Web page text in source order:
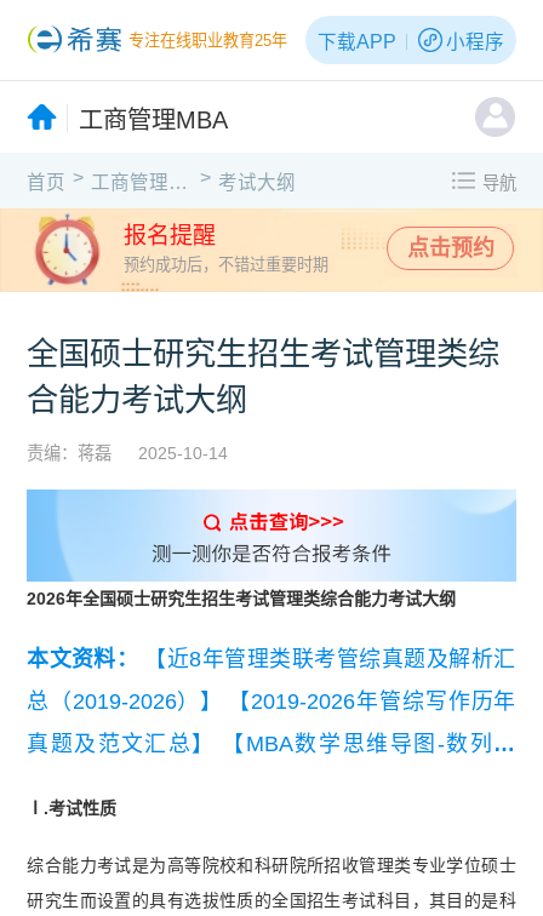
专注在线职业教育25年 下载APP 小程序
工商管理MBA
首页 > 工商管理MBA > 考试大纲 导航
报名提醒
预约成功后，不错过重要时期
点击预约
全国硕士研究生招生考试管理类综
合能力考试大纲
责编：蒋磊 2025-10-14
2026年全国硕士研究生招生考试管理类综合能力考试大纲
本文资料：
【近8年管理类联考管综真题及解析汇
总（2019-2026）】
【2019-2026年管综写作历年
真题及范文汇总】
【MBA数学思维导图-数列】
Ⅰ.考试性质
综合能力考试是为高等院校和科研院所招收管理类专业学位硕士
研究生而设置的具有选拔性质的全国招生考试科目，其目的是科